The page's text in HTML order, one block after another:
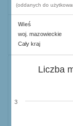
(oddanych do
Wieś
woj. mazowieckie
Cały kraj
Liczba
3